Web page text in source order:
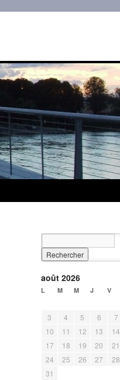
août 2026
L M M J V
3
4 5 6 7
10
11 12 13 14
17
18 19 20 21
24
25 26 27 28
31